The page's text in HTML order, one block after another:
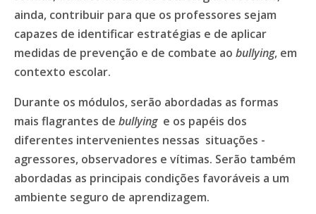
ainda, contribuir para que os professores sejam
capazes de identificar estratégias e de aplicar
medidas de prevenção e de combate ao bullying, em
contexto escolar.
Durante os módulos, serão abordadas as formas
mais flagrantes de bullyinge os papéis dos
diferentes intervenientes nessas situações -
agressores, observadores e vítimas. Serão também
abordadas as principais condições favoráveis a um
ambiente seguro de aprendizagem.